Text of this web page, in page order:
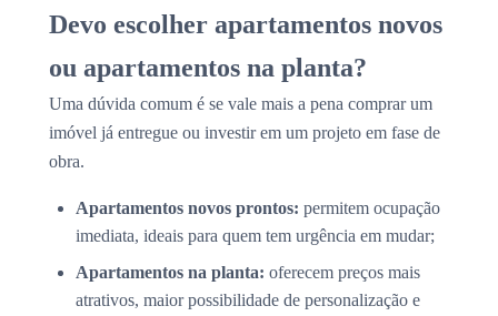
Devo escolher apartamentos novos
ou apartamentos na planta?
Uma dúvida comum é se vale mais a pena comprar um
imóvel já entregue ou investir em um projeto em fase de
obra.
Apartamentos novos prontos: permitem ocupação
imediata, ideais para quem tem urgência em mudar;
Apartamentos na planta: oferecem preços mais
atrativos, maior possibilidade de personalização e